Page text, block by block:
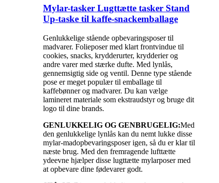
Mylar-tasker Lugttætte tasker Stand
Up-taske til kaffe-snackemballage
Genlukkelige stående opbevaringsposer til
madvarer. Folieposer med klart frontvindue til
cookies, snacks, krydderurter, krydderier og
andre varer med stærke dufte. Med lynlås,
gennemsigtig side og ventil. Denne type stående
pose er meget populær til emballage til
kaffebønner og madvarer. Du kan vælge
lamineret materiale som ekstraudstyr og bruge dit
logo til dine brands.
GENLUKKELIG OG GENBRUGELIG:Med
den genlukkelige lynlås kan du nemt lukke disse
mylar-madopbevaringsposer igen, så du er klar til
næste brug. Med den fremragende lufttætte
ydeevne hjælper disse lugttætte mylarposer med
at opbevare dine fødevarer godt.